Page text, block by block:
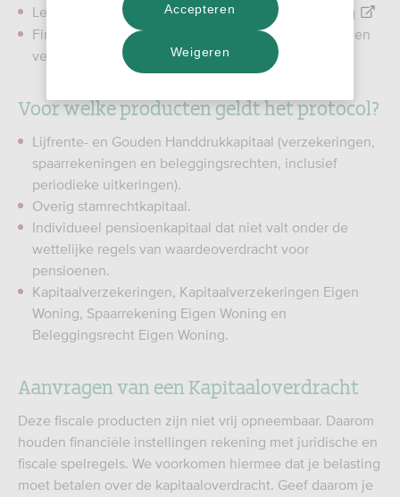
Leden van de Nederlandse Vereniging van Banken
Financiële instellingen die geen lid zijn maar op eigen
verzoek deelnemen.
Voor welke producten geldt het protocol?
Lijfrente- en Gouden Handdrukkapitaal (verzekeringen,
spaarrekeningen en beleggingsrechten, inclusief
periodieke uitkeringen).
Overig stamrechtkapitaal.
Individueel pensioenkapitaal dat niet valt onder de
wettelijke regels van waardeoverdracht voor
pensioenen.
Kapitaalverzekeringen, Kapitaalverzekeringen Eigen
Woning, Spaarrekening Eigen Woning en
Beleggingsrecht Eigen Woning.
Aanvragen van een Kapitaaloverdracht
Deze fiscale producten zijn niet vrij opneembaar. Daarom
houden financiële instellingen rekening met juridische en
fiscale spelregels. We voorkomen hiermee dat je belasting
moet betalen over de kapitaaloverdracht. Geef daarom je
Weigeren
Accepteren